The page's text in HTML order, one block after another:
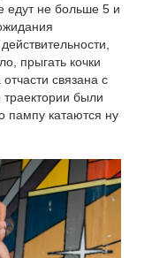
едут не больше 5 и
прыгать кочки
связана с
траектории были
пампу катаются ну